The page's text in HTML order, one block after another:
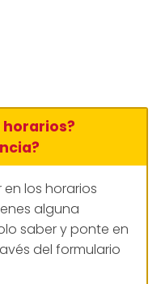
horarios?
en los horarios
alguna
saber y ponte en
del formulario